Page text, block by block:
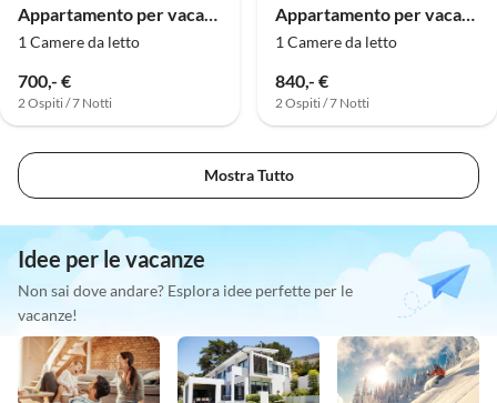
Appartamento per vacanze Residenz Laitacherhof
1 Camere da letto
700,- €
2 Ospiti / 7 Notti
Appartamento per vacanze Residenz Laitacherhof
1 Camere da letto
840,- €
2 Ospiti / 7 Notti
Mostra Tutto
Idee per le vacanze
Non sai dove andare? Esplora idee perfette per le
vacanze!